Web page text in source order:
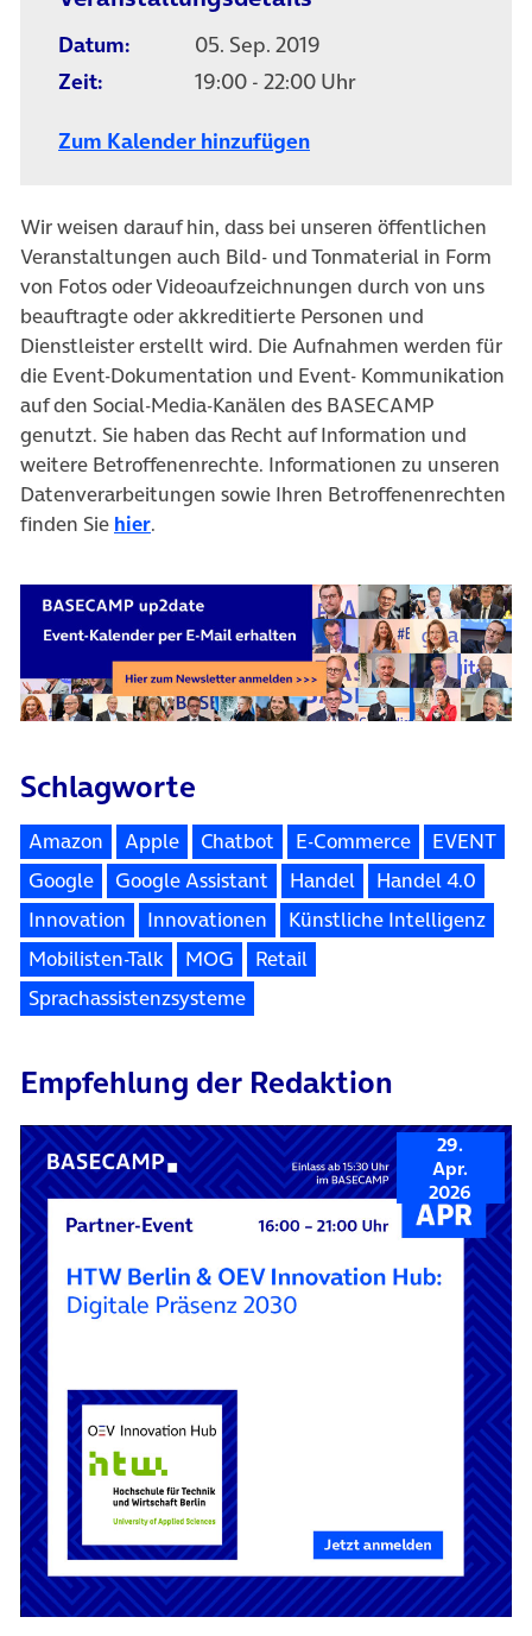
Datum:
05. Sep. 2019
Zeit:
19:00 - 22:00 Uhr
Zum Kalender hinzufügen
Wir weisen darauf hin, dass bei unseren öffentlichen
Veranstaltungen auch Bild- und Tonmaterial in Form
von Fotos oder Videoaufzeichnungen durch von uns
beauftragte oder akkreditierte Personen und
Dienstleister erstellt wird. Die Aufnahmen werden für
die Event-Dokumentation und Event- Kommunikation
auf den Social-Media-Kanälen des BASECAMP
genutzt. Sie haben das Recht auf Information und
weitere Betroffenenrechte. Informationen zu unseren
Datenverarbeitungen sowie Ihren Betroffenenrechten
finden Sie hier.
Schlagworte
Amazon Apple Chatbot E-Commerce
EVENT
Google
Google Assistant Handel
Handel 4.0
Innovation
Innovationen
Künstliche Intelligenz
Mobilisten-Talk
MOG
Retail
Sprachassistenzsysteme
Empfehlung der Redaktion
29.
Apr.
2026